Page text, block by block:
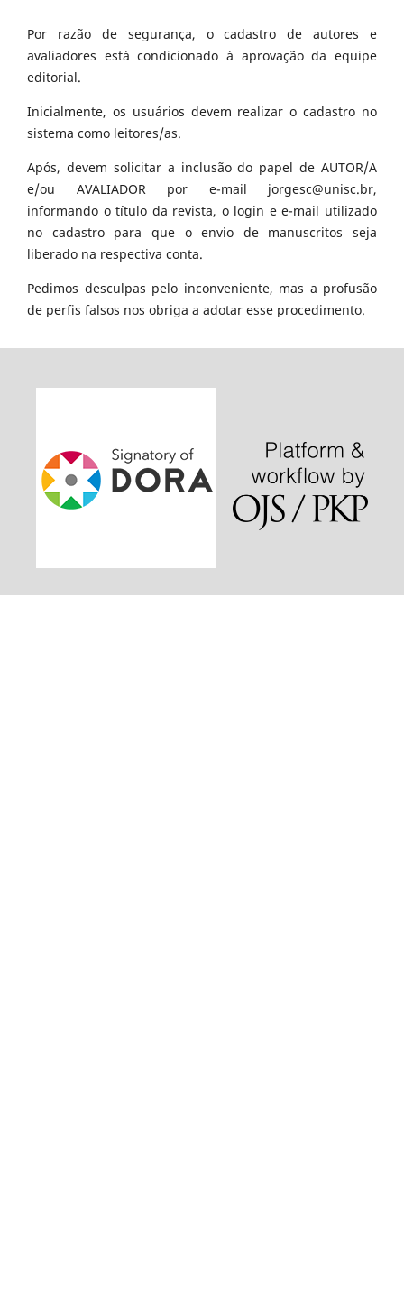
Por razão de segurança, o cadastro de autores e
avaliadores está condicionado à aprovação da equipe
editorial.
Inicialmente, os usuários devem realizar o cadastro no
sistema como leitores/as.
Após, devem solicitar a inclusão do papel de AUTOR/A
e/ou AVALIADOR por e-mail jorgesc@unisc.br,
informando o título da revista, o login e e-mail utilizado
no cadastro para que o envio de manuscritos seja
liberado na respectiva conta.
Pedimos desculpas pelo inconveniente, mas a profusão
de perfis falsos nos obriga a adotar esse procedimento.